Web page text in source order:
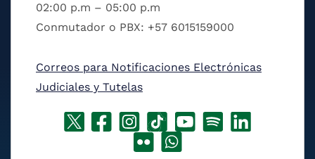
02:00 p.m – 05:00 p.m
Conmutador o PBX: +57 6015159000
Correos para Notificaciones Electrónicas
Judiciales y Tutelas